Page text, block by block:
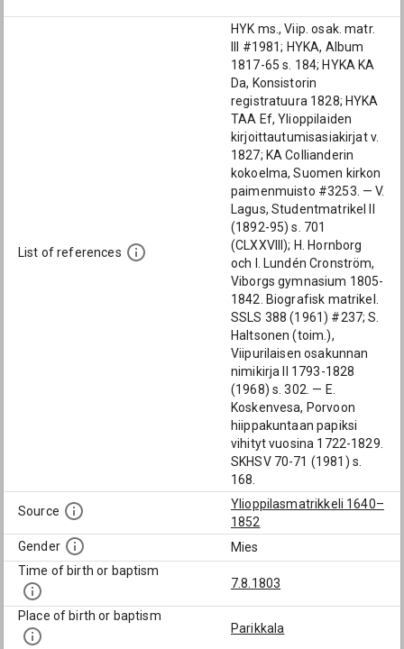
List of references
HYK ms., Viip. osak. matr.
III #1981; HYKA, Album
1817-65 s. 184; HYKA KA
Da, Konsistorin
registratuura 1828; HYKA
TAA Ef, Ylioppilaiden
kirjoittautumisasiakirjat v.
1827; KA Collianderin
kokoelma, Suomen kirkon
paimenmuisto #3253. — V.
Lagus, Studentmatrikel II
(1892-95) s. 701
(CLXXVIII); H. Hornborg
och I. Lundén Cronström,
Viborgs gymnasium 1805-
1842. Biografisk matrikel.
SSLS 388 (1961) #237; S.
Haltsonen (toim.),
Viipurilaisen osakunnan
nimikirja II 1793-1828
(1968) s. 302. — E.
Koskenvesa, Porvoon
hiippakuntaan papiksi
vihityt vuosina 1722-1829.
SKHSV 70-71 (1981) s.
168.
Source
Ylioppilasmatrikkeli 1640–
1852
Gender
Mies
Time of birth or baptism
7.8.1803
Place of birth or baptism
Parikkala